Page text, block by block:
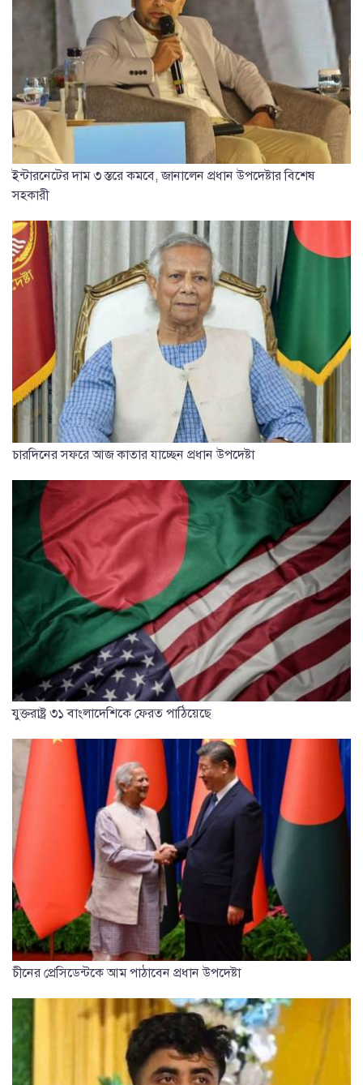
ইন্টারনেটের দাম ৩ স্তরে কমবে, জানালেন প্রধান উপদেষ্টার বিশেষ
সহকারী
চারদিনের সফরে আজ কাতার যাচ্ছেন প্রধান উপদেষ্টা
যুক্তরাষ্ট্র ৩১ বাংলাদেশিকে ফেরত পাঠিয়েছে
চীনের প্রেসিডেন্টকে আম পাঠাবেন প্রধান উপদেষ্টা